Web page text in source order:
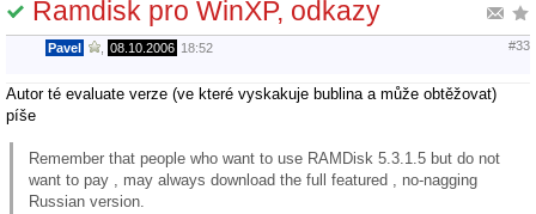
Ramdisk pro WinXP, odkazy
Pavel 08.10.2006 18:52 #33
Autor té evaluate verze (ve které vyskakuje bublina a může obtěžovat)
píše
Remember that people who want to use RAMDisk 5.3.1.5 but do not
want to pay , may always download the full featured , no-nagging
Russian version.